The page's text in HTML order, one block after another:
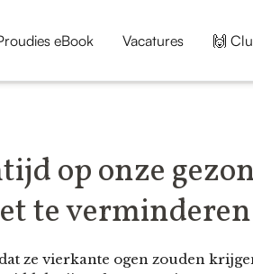
eBook Vacatures 🙌
op onze
te verminderen
ze vierkante ogen zouden